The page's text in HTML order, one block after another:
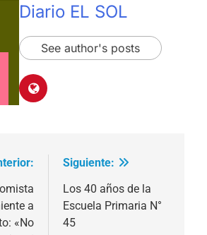
Diario EL SOL
See author's posts
a
«No
Siguiente:
Los 40 años de la
Escuela Primaria N°
45